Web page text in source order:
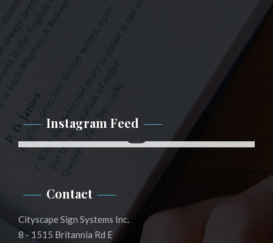
Instagram Feed
Instagram
Contact
Cityscape Sign Systems Inc.
8 - 1515 Britannia Rd E